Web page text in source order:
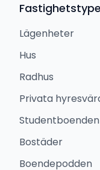
Lägenheter
Hus
Radhus
Privata
Studentboenden
Bostäder
Boendepodden